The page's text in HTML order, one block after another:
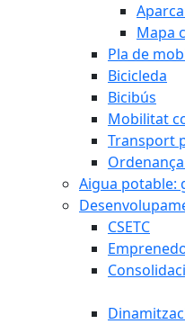
Mapa
Pla de
Bicicleda
Bicibús
Mobilitat
Transport
Aigua potable:
CSETC